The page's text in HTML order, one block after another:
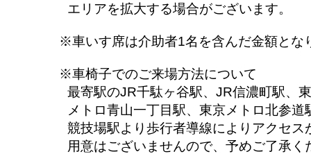
エリアを拡大する場合がございます。
※車いす席は介助者1名を含んだ金額とな
※車椅子でのご来場方法について
最寄駅のJR千駄ヶ谷駅、JR信濃町駅、
メトロ青山一丁目駅、東京メトロ北参
競技場駅より歩行者導線によりアクセス
用意はございませんので、予めご了承く